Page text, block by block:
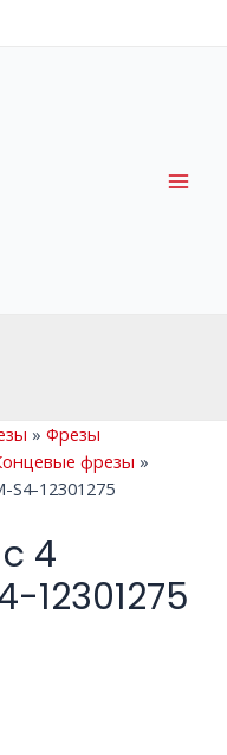
» Фрезы
фрезы »
S4-12301275
4
12301275